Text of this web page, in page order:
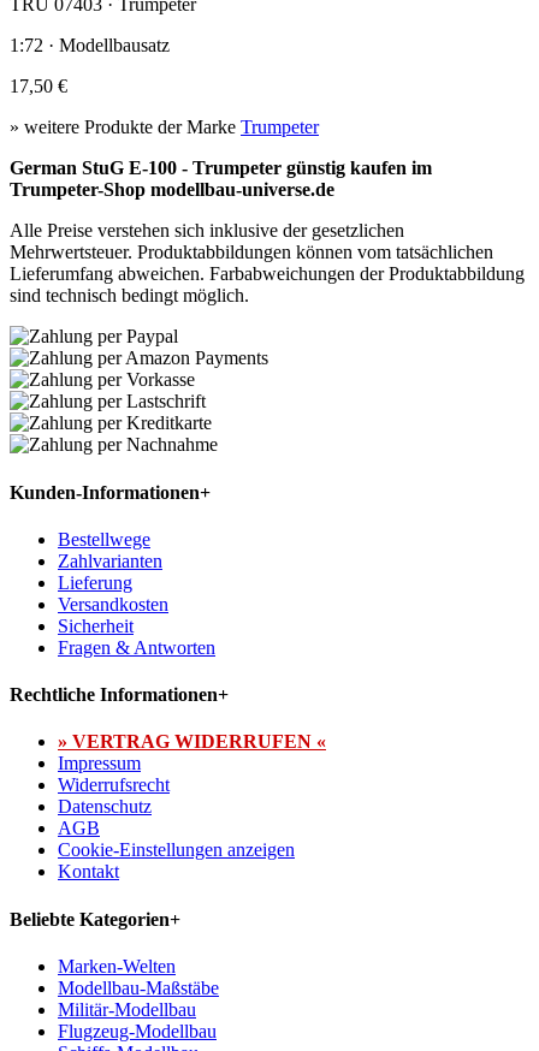
TRU 07403 · Trumpeter
1:72 · Modellbausatz
17,50 €
» weitere Produkte der Marke Trumpeter
German StuG E-100 - Trumpeter günstig kaufen im
Trumpeter-Shop modellbau-universe.de
Alle Preise verstehen sich inklusive der gesetzlichen
Mehrwertsteuer. Produktabbildungen können vom tatsächlichen
Lieferumfang abweichen. Farbabweichungen der Produktabbildung
sind technisch bedingt möglich.
Kunden-Informationen+
Bestellwege
Zahlvarianten
Lieferung
Versandkosten
Sicherheit
Fragen & Antworten
Rechtliche Informationen+
» VERTRAG WIDERRUFEN «
Impressum
Widerrufsrecht
Datenschutz
AGB
Cookie-Einstellungen anzeigen
Kontakt
Beliebte Kategorien+
Marken-Welten
Modellbau-Maßstäbe
Militär-Modellbau
Flugzeug-Modellbau